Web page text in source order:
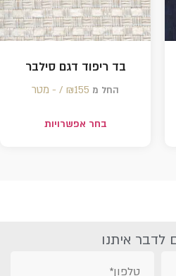
בד ריפוד דגם סילבר
החל מ ₪155 /‏‏‎ ‎- מטר
בחר אפשרויות
לדבר איתנו